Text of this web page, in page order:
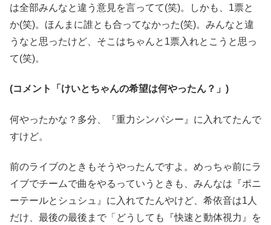
は全部みんなと違う意見を言ってて(笑)。しかも、1票と
か(笑)。ほんまに誰とも合ってなかった(笑)。みんなと違
うなと思ったけど、そこはちゃんと1票入れとこうと思っ
て(笑)。
(コメント「けいとちゃんの希望は何やったん？」)
何やったかな？多分、『重力シンパシー』に入れてたんで
すけど。
前のライブのときもそうやったんですよ。めっちゃ前にラ
イブでチームで曲をやるっていうときも、みんなは『ポニ
ーテールとシュシュ』に入れてたんやけど、希依音は1人
だけ、最後の最後まで「どうしても『快速と動体視力』を